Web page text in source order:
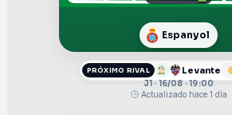
Espanyol
PRÓXIMO RIVAL Levante
J1 · 16/08 · 19:00
Actualizado hace 1 día